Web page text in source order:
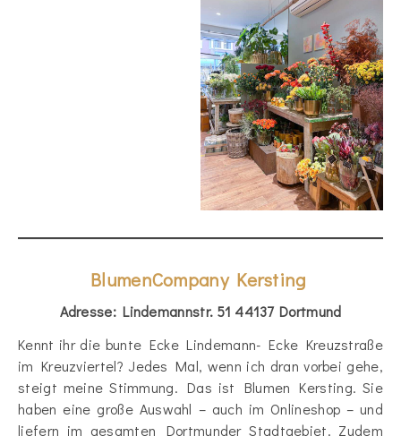
BlumenCompany Kersting
Adresse: Lindemannstr. 51 44137 Dortmund
Kennt ihr die bunte Ecke Lindemann- Ecke Kreuzstraße
im Kreuzviertel? Jedes Mal, wenn ich dran vorbei gehe,
steigt meine Stimmung. Das ist Blumen Kersting. Sie
haben eine große Auswahl – auch im Onlineshop – und
liefern im gesamten Dortmunder Stadtgebiet. Zudem